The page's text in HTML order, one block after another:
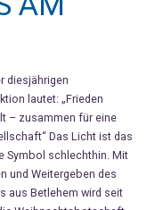
diesjährigen
lautet: „Frieden
– zusammen für eine
Das Licht ist das
Symbol schlechthin. Mit
und Weitergeben des
aus Betlehem wird seit